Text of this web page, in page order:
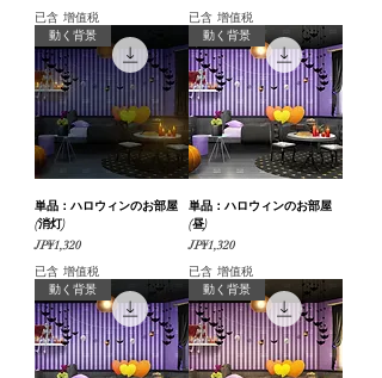
已含 增值税
已含 增值税
動く背景
単品：ハロウィンのお部屋
(消灯)
價格
JP¥1,320
已含 增值税
動く背景
単品：ハロウィンのお部屋
(昼)
價格
JP¥1,320
已含 增值税
動く背景
動く背景